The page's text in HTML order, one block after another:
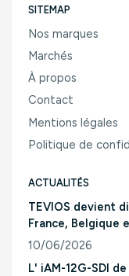
SITEMAP
Nos marques
Marchés
À propos
Contact
Mentions légales
Politique de
ACTUALITÉS
TEVIOS devient
France, Belgique
10/06/2026
Consulter l'article
L' iAM-12G-SDI